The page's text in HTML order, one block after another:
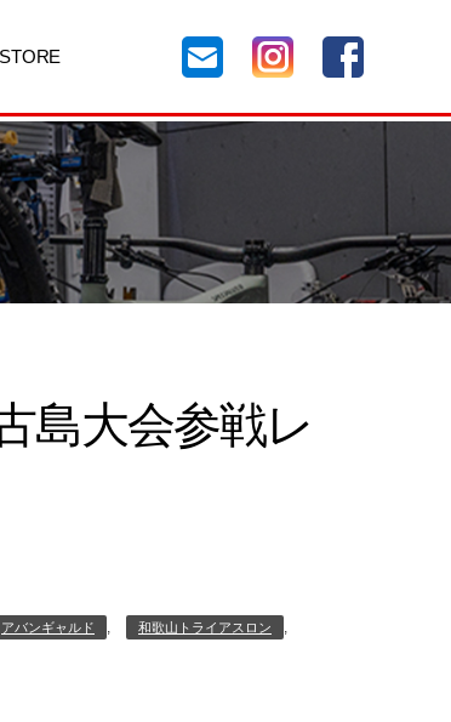
島大会参戦レ
アバンギャルド , 和歌山トライアスロン ,